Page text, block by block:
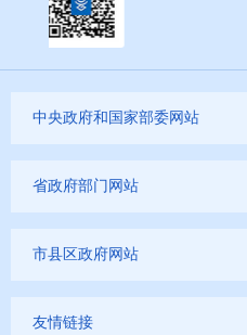
中央政府和国家部委网站
省政府部门网站
市县区政府网站
友情链接